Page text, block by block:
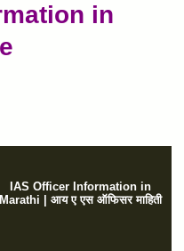
in
IAS Officer Information in
Marathi | आय ए एस ऑफिसर माहिती